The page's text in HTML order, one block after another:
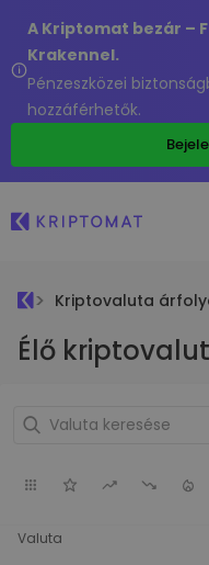
A Kriptomat bezár –
Krakennel.
Pénzeszközei
hozzáférhetők.
Kriptovaluta
Élő
Valuta